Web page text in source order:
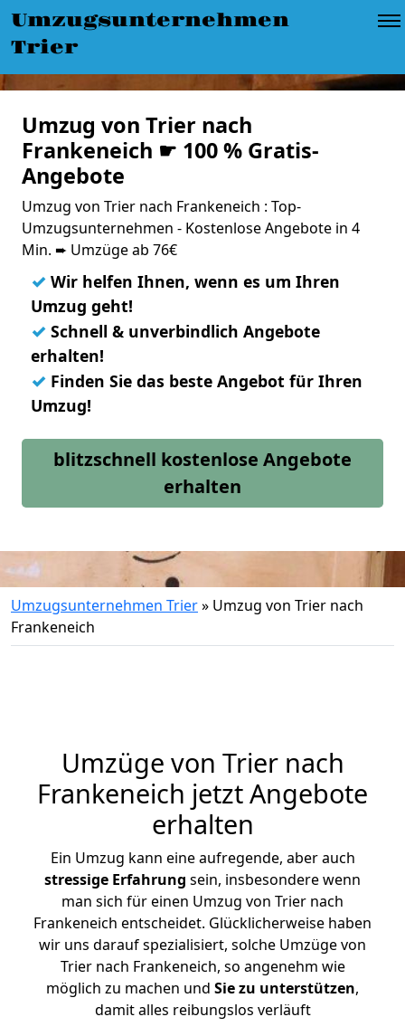
Umzugsunternehmen
Trier
Umzug von Trier nach
Frankeneich ☛ 100 % Gratis-
Angebote
Umzug von Trier nach Frankeneich : Top-
Umzugsunternehmen - Kostenlose Angebote in 4
Min. ➨ Umzüge ab 76€
✓ Wir helfen Ihnen, wenn es um Ihren
Umzug geht!
✓ Schnell & unverbindlich Angebote
erhalten!
✓ Finden Sie das beste Angebot für Ihren
Umzug!
blitzschnell kostenlose Angebote
erhalten
Umzugsunternehmen Trier» Umzug von Trier nach
Frankeneich
Umzüge von Trier nach
Frankeneich jetzt Angebote
erhalten
Ein Umzug kann eine aufregende, aber auch
stressige Erfahrung sein, insbesondere wenn
man sich für einen Umzug von Trier nach
Frankeneich entscheidet. Glücklicherweise haben
wir uns darauf spezialisiert, solche Umzüge von
Trier nach Frankeneich, so angenehm wie
möglich zu machen und Sie zu unterstützen,
damit alles reibungslos verläuft